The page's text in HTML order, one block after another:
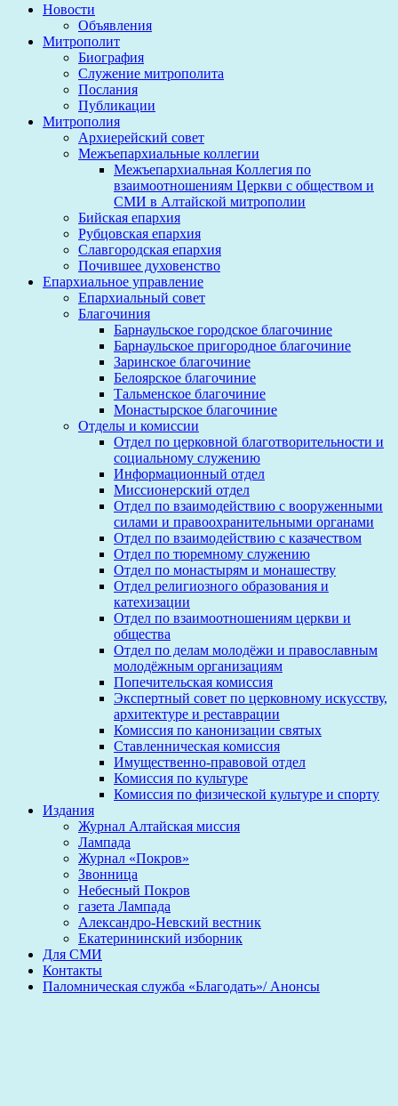
Новости
Объявления
Митрополит
Биография
Служение митрополита
Послания
Публикации
Митрополия
Архиерейский совет
Межъепархиальные коллегии
Межъепархиальная Коллегия по
взаимоотношениям Церкви с обществом и
СМИ в Алтайской митрополии
Бийская епархия
Рубцовская епархия
Славгородская епархия
Почившее духовенство
Епархиальное управление
Епархиальный совет
Благочиния
Барнаульское городское благочиние
Барнаульское пригородное благочиние
Заринское благочиние
Белоярское благочиние
Тальменское благочиние
Монастырское благочиние
Отделы и комиссии
Отдел по церковной благотворительности и
социальному служению
Информационный отдел
Миссионерский отдел
Отдел по взаимодействию с вооруженными
силами и правоохранительными органами
Отдел по взаимодействию с казачеством
Отдел по тюремному служению
Отдел по монастырям и монашеству
Отдел религиозного образования и
катехизации
Отдел по взаимоотношениям церкви и
общества
Отдел по делам молодёжи и православным
молодёжным организациям
Попечительская комиссия
Экспертный совет по церковному искусству,
архитектуре и реставрации
Комиссия по канонизации святых
Ставленническая комиссия
Имущественно-правовой отдел
Комиссия по культуре
Комиссия по физической культуре и спорту
Издания
Журнал Алтайская миссия
Лампада
Журнал «Покров»
Звонница
Небесный Покров
газета Лампада
Александро-Невский вестник
Екатерининский изборник
Для СМИ
Контакты
Паломническая служба «Благодать»/ Анонсы